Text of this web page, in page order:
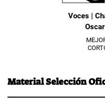
Voces |
Material Selección